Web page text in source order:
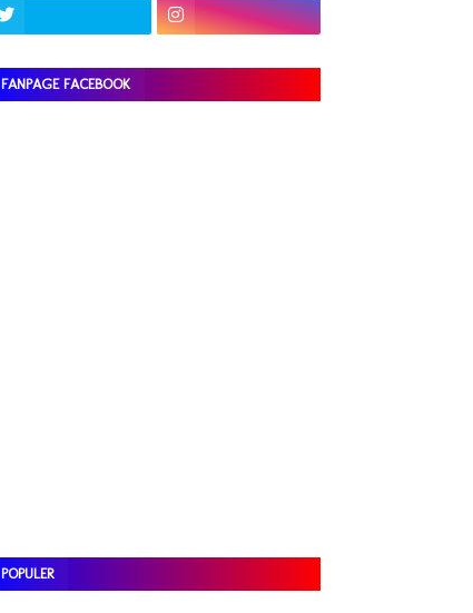
FANPAGE FACEBOOK
POPULER